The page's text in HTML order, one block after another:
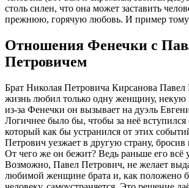
столь силен, что она может заставить
прежнюю, горячую любовь. И пример
Отношения Фенечки с
Петровичем
Брат Николая Петровича Кирсанова
жизнь любил только одну женщину,
из-за Фенечки он вызывает на дуэль
Логичнее было бы, чтобы за неё
который как бы устранился от этих
Петрович уезжает в другую страну,
От чего же он бежит? Ведь раньше его всё
Возможно, Павел Петрович, не желает
любимой женщине брата и, как положено